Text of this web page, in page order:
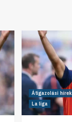
Átigazolási hírek
La liga